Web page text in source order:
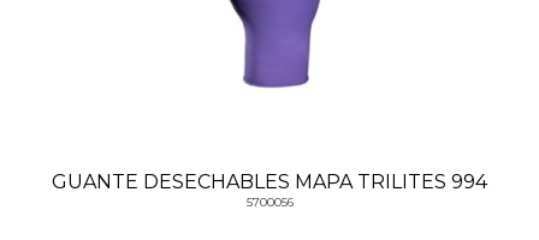
GUANTE DESECHABLES MAPA TRILITES 994
5700056